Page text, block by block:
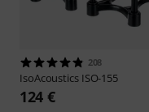
208
IsoAcoustics ISO-155
124 €